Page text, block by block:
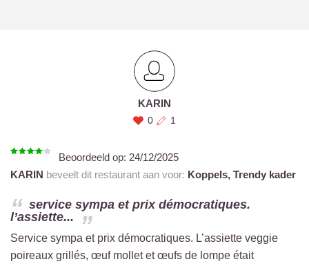
KARIN
0 1
Beoordeeld op: 24/12/2025
KARIN beveelt dit restaurant aan voor: Koppels, Trendy kader
service sympa et prix démocratiques.
l’assiette...
Service sympa et prix démocratiques. L’assiette veggie
poireaux grillés, œuf mollet et œufs de lompe était